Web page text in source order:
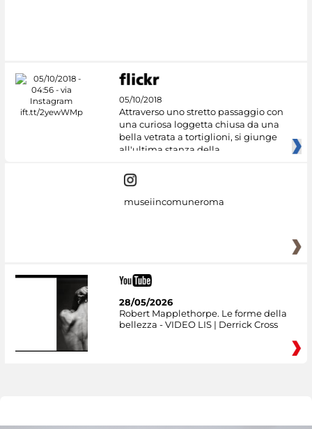
05/10/2018
Attraverso uno stretto passaggio con
una curiosa loggetta chiusa da una
bella vetrata a tortiglioni, si giunge
all'ultima stanza della
museiincomuneroma
28/05/2026
Robert Mapplethorpe. Le forme della
bellezza - VIDEO LIS | Derrick Cross